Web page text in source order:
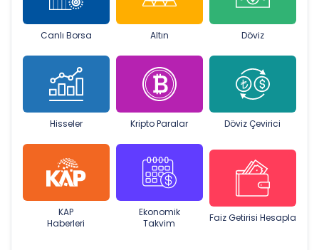
Canlı Borsa Altın Döviz
Hisseler Kripto Paralar Döviz Çevirici
KAP
Haberleri
Ekonomik
Takvim
Faiz Getirisi Hesapla